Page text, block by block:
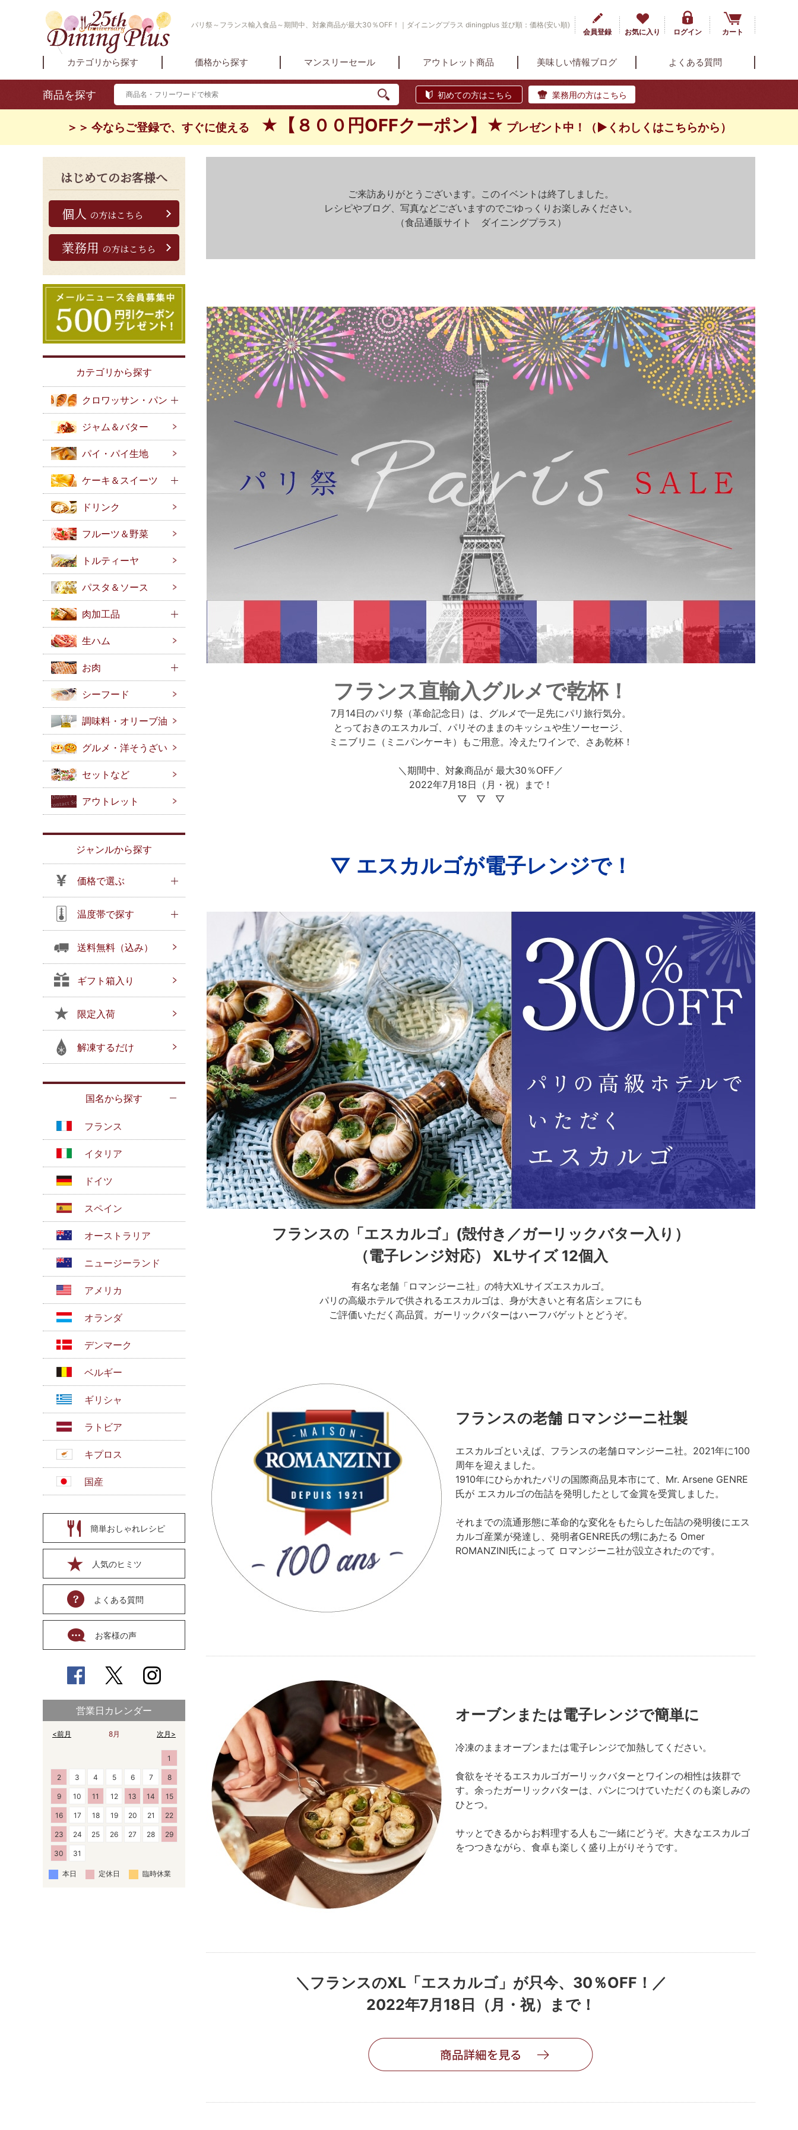
パリ祭～フランス輸入食品～期間中、対象商品が最大30％OFF！｜ダイニングプラス diningplus 並び順：価格(安い順)
会員登録
お気に入り ログイン カート
カテゴリから探す 価格から探す マンスリーセール アウトレット商品 美味しい情報ブログ よくある質問
商品を探す 初めての方はこちら 業務用の方はこちら
＞＞ 今ならご登録で、すぐに使える ★【８００円OFFクーポン】★ プレゼント中！（▶くわしくはこちらから）
はじめてのお客様へ
個人 の方はこちら
業務用 の方はこちら
カテゴリから探す
クロワッサン・パン
ジャム＆バター
パイ・パイ生地
ケーキ＆スイーツ
ドリンク
フルーツ＆野菜
トルティーヤ
パスタ＆ソース
肉加工品
生ハム
お肉
シーフード
調味料・オリーブ油
グルメ・洋そうざい
セットなど
アウトレット
ジャンルから探す
価格で選ぶ
温度帯で探す
送料無料（込み）
ギフト箱入り
限定入荷
解凍するだけ
国名から探す
フランス
イタリア
ドイツ
スペイン
オーストラリア
ニュージーランド
アメリカ
オランダ
デンマーク
ベルギー
ギリシャ
ラトビア
キプロス
国産
簡単おしゃれレシピ
人気のヒミツ
よくある質問
お客様の声
営業日カレンダー
8月
<前月 次月>
1
2 3 4 5 6 7 8
9 10 11 12 13 14 15
16 17 18 19 20 21 22
23 24 25 26 27 28 29
30 31
本日 定休日 臨時休業
ご来訪ありがとうございます。このイベントは終了しました。
レシピやブログ、写真などございますのでごゆっくりお楽しみください。
（食品通販サイト ダイニングプラス）
フランス直輸入グルメで乾杯！
7月14日のパリ祭（革命記念日）は、グルメで一足先にパリ旅行気分。
とっておきのエスカルゴ、パリそのままのキッシュや生ソーセージ、
ミニブリニ（ミニパンケーキ）もご用意。冷えたワインで、さあ乾杯！
＼期間中、対象商品が 最大30％OFF／
2022年7月18日（月・祝）まで！
▽ ▽ ▽
▽ エスカルゴが電子レンジで！
フランスの「エスカルゴ」(殻付き／ガーリックバター入り）
（電子レンジ対応） XLサイズ 12個入
有名な老舗「ロマンジーニ社」の特大XLサイズエスカルゴ。
パリの高級ホテルで供されるエスカルゴは、身が大きいと有名店シェフにも
ご評価いただく高品質。ガーリックバターはハーフバゲットとどうぞ。
フランスの老舗 ロマンジーニ社製
エスカルゴといえば、フランスの老舗ロマンジーニ社。2021年に100
周年を迎えました。
1910年にひらかれたパリの国際商品見本市にて、Mr. Arsene GENRE
氏が エスカルゴの缶詰を発明したとして金賞を受賞しました。
それまでの流通形態に革命的な変化をもたらした缶詰の発明後にエス
カルゴ産業が発達し、発明者GENRE氏の甥にあたる Omer
ROMANZINI氏によって ロマンジーニ社が設立されたのです。
オーブンまたは電子レンジで簡単に
冷凍のままオーブンまたは電子レンジで加熱してください。
食欲をそそるエスカルゴガーリックバターとワインの相性は抜群で
す。余ったガーリックバターは、パンにつけていただくのも楽しみの
ひとつ。
サッとできるからお料理する人もご一緒にどうぞ。大きなエスカルゴ
をつつきながら、食卓も楽しく盛り上がりそうです。
＼フランスのXL「エスカルゴ」が只今、30％OFF！／
2022年7月18日（月・祝）まで！